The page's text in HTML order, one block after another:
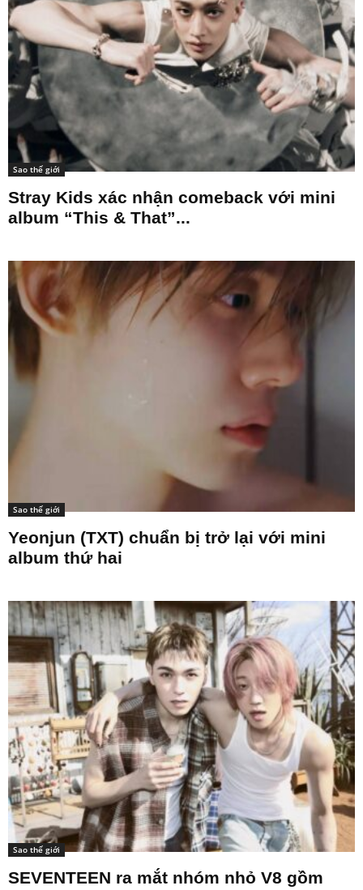
Sao thế giới
Stray Kids xác nhận comeback với mini
album “This & That”...
Sao thế giới
Yeonjun (TXT) chuẩn bị trở lại với mini
album thứ hai
Sao thế giới
SEVENTEEN ra mắt nhóm nhỏ V8 gồm